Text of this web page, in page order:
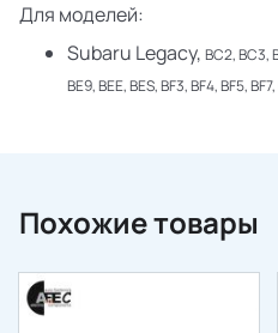
Для моделей:
Subaru Legacy, BC2, BC3,
BE9, BEE, BES, BF3, BF4, BF5,
Похожие товары